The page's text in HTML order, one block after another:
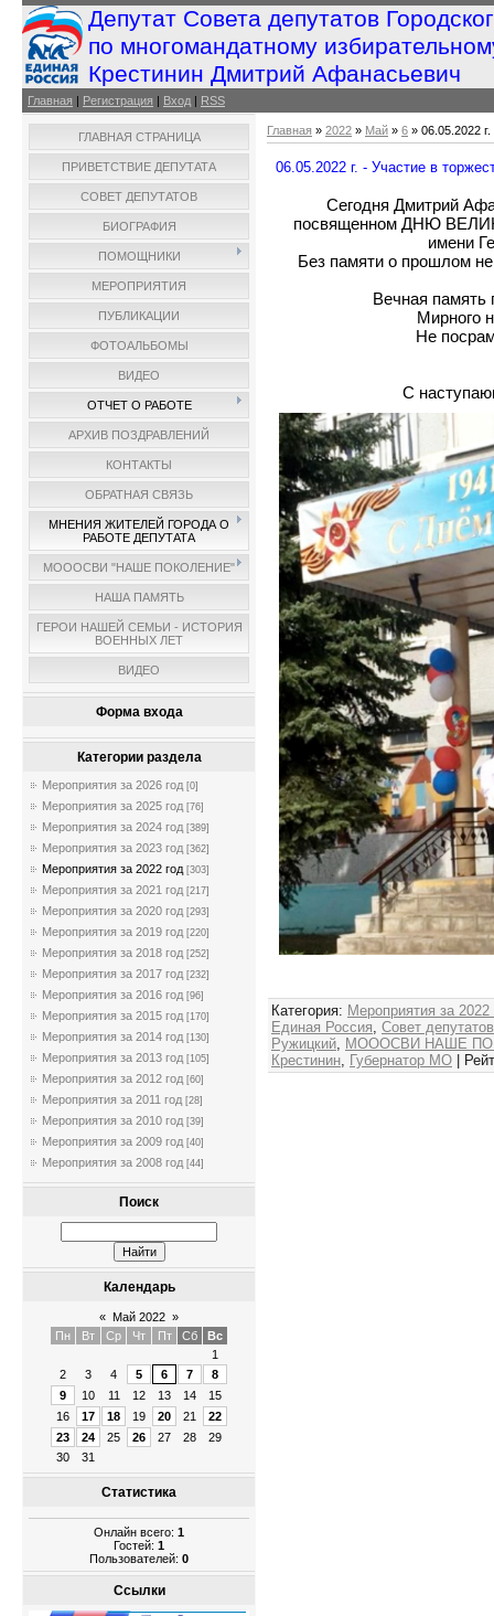
Депутат Совета депутатов
по многомандатному
Крестинин Дмитрий Афанасьевич
Главная | Регистрация | Вход | RSS
ГЛАВНАЯ СТРАНИЦА
ПРИВЕТСТВИЕ ДЕПУТАТА
СОВЕТ ДЕПУТАТОВ
БИОГРАФИЯ
ПОМОЩНИКИ
МЕРОПРИЯТИЯ
ПУБЛИКАЦИИ
ФОТОАЛЬБОМЫ
ВИДЕО
ОТЧЕТ О РАБОТЕ
АРХИВ ПОЗДРАВЛЕНИЙ
КОНТАКТЫ
ОБРАТНАЯ СВЯЗЬ
МНЕНИЯ ЖИТЕЛЕЙ ГОРОДА О
РАБОТЕ ДЕПУТАТА
МОООСВИ "НАШЕ ПОКОЛЕНИЕ"
НАША ПАМЯТЬ
ГЕРОИ НАШЕЙ СЕМЬИ - ИСТОРИЯ
ВОЕННЫХ ЛЕТ
ВИДЕО
Форма входа
Категории раздела
Мероприятия за 2026 год [0]
Мероприятия за 2025 год [76]
Мероприятия за 2024 год [389]
Мероприятия за 2023 год [362]
Мероприятия за 2022 год [303]
Мероприятия за 2021 год [217]
Мероприятия за 2020 год [293]
Мероприятия за 2019 год [220]
Мероприятия за 2018 год [252]
Мероприятия за 2017 год [232]
Мероприятия за 2016 год [96]
Мероприятия за 2015 год [170]
Мероприятия за 2014 год [130]
Мероприятия за 2013 год [105]
Мероприятия за 2012 год [60]
Мероприятия за 2011 год [28]
Мероприятия за 2010 год [39]
Мероприятия за 2009 год [40]
Мероприятия за 2008 год [44]
Поиск
Календарь
« Май 2022 »
Пн
Вт Ср Чт Пт Сб
Вс
1
2
3 4 5 6 7
8
9
10 11 12 13 14
15
16
17 18 19 20 21
22
23
24 25 26 27 28
29
30
31
Статистика
Онлайн всего: 1
Гостей: 1
Пользователей: 0
Ссылки
Главная » 2022 » Май » 6 » 06.05.2022
06.05.2022 г. - Участие в
Сегодня Дмитрий
посвященном ДНЮ
имени
Без памяти о прошлом
Вечная
Мирного
Не
С
Категория: Мероприятия за 2022
Единая Россия Совет
Ружицкий МОООСВИ НАШЕ
Крестинин Губернатор МО |